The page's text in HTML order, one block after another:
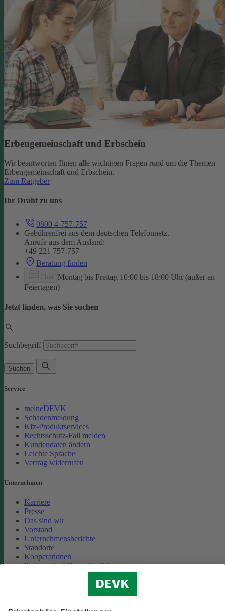
Erbengemeinschaft und Erbschein
Wir beantworten Ihnen alle wichtigen Fragen rund um die Themen
Erbengemeinschaft und Erbschein.
Zum Ratgeber
Ihr Draht zu uns
0800 4-757-757
Gebührenfrei aus dem deutschen Telefonnetz.
Anrufe aus dem Ausland:
+49 221 757-757
Beratung finden
Montag bis Freitag 10:00 bis 18:00 Uhr (außer an
Feiertagen)
Jetzt finden, was Sie suchen
Suchbegriff
Suchen
Service
meineDEVK
Schadenmeldung
Kfz-Produktservices
Rechtsschutz-Fall melden
Kundendaten ändern
Leichte Sprache
Vertrag widerrufen
Unternehmen
Karriere
Presse
Das sind wir
Vorstand
Unternehmensberichte
Standorte
Kooperationen
Partnerschaft Deutsche Bahn